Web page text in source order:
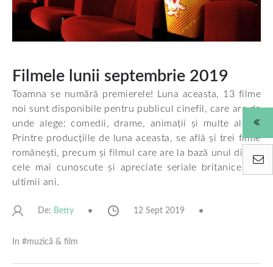
Filmele lunii septembrie 2019
Toamna se numără premierele! Luna aceasta, 13 filme
noi sunt disponibile pentru publicul cinefil, care are de
unde alege: comedii, drame, animații și multe altele.
Printre producțiile de luna aceasta, se află și trei filme
românești, precum și filmul care are la bază unul dintre
cele mai cunoscute și apreciate seriale britanice din
ultimii ani.
De: Betty 12 Sept 2019
In #muzică & film